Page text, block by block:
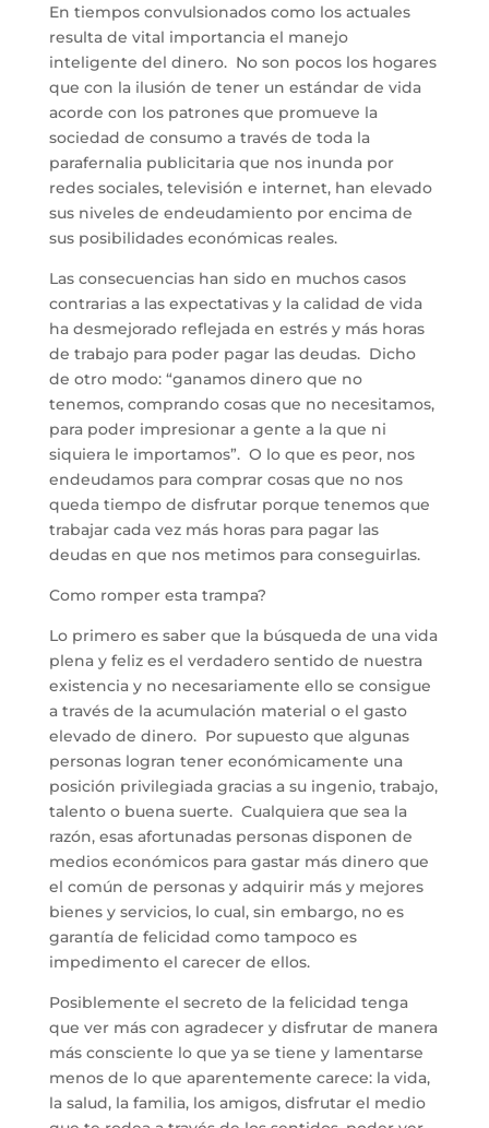
En tiempos convulsionados como los actuales
resulta de vital importancia el manejo
inteligente del dinero. No son pocos los hogares
que con la ilusión de tener un estándar de vida
acorde con los patrones que promueve la
sociedad de consumo a través de toda la
parafernalia publicitaria que nos inunda por
redes sociales, televisión e internet, han elevado
sus niveles de endeudamiento por encima de
sus posibilidades económicas reales.
Las consecuencias han sido en muchos casos
contrarias a las expectativas y la calidad de vida
ha desmejorado reflejada en estrés y más horas
de trabajo para poder pagar las deudas. Dicho
de otro modo: “ganamos dinero que no
tenemos, comprando cosas que no necesitamos,
para poder impresionar a gente a la que ni
siquiera le importamos”. O lo que es peor, nos
endeudamos para comprar cosas que no nos
queda tiempo de disfrutar porque tenemos que
trabajar cada vez más horas para pagar las
deudas en que nos metimos para conseguirlas.
Como romper esta trampa?
Lo primero es saber que la búsqueda de una vida
plena y feliz es el verdadero sentido de nuestra
existencia y no necesariamente ello se consigue
a través de la acumulación material o el gasto
elevado de dinero. Por supuesto que algunas
personas logran tener económicamente una
posición privilegiada gracias a su ingenio, trabajo,
talento o buena suerte. Cualquiera que sea la
razón, esas afortunadas personas disponen de
medios económicos para gastar más dinero que
el común de personas y adquirir más y mejores
bienes y servicios, lo cual, sin embargo, no es
garantía de felicidad como tampoco es
impedimento el carecer de ellos.
Posiblemente el secreto de la felicidad tenga
que ver más con agradecer y disfrutar de manera
más consciente lo que ya se tiene y lamentarse
menos de lo que aparentemente carece: la vida,
la salud, la familia, los amigos, disfrutar el medio